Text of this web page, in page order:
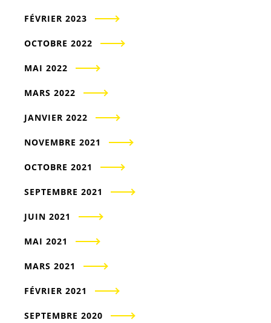
FÉVRIER 2023
OCTOBRE 2022
MAI 2022
MARS 2022
JANVIER 2022
NOVEMBRE 2021
OCTOBRE 2021
SEPTEMBRE 2021
JUIN 2021
MAI 2021
MARS 2021
FÉVRIER 2021
SEPTEMBRE 2020